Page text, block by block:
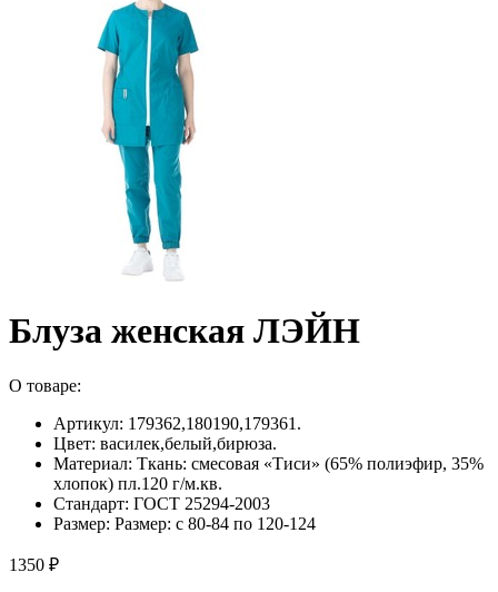
Блуза женская ЛЭЙН
О товаре:
Артикул: 179362,180190,179361.
Цвет: василек,белый,бирюза.
Материал: Ткань: смесовая «Тиси» (65% полиэфир, 35%
хлопок) пл.120 г/м.кв.
Стандарт: ГОСТ 25294-2003
Размер: Размер: с 80-84 по 120-124
1350 ₽